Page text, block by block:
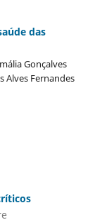
das
Gonçalves
Alves Fernandes